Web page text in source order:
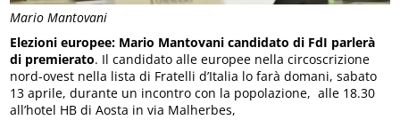
Mario Mantovani
Elezioni europee: Mario Mantovani candidato di FdI parlerà
di premierato. Il candidato alle europee nella circoscrizione
nord-ovest nella lista di Fratelli d’Italia lo farà domani, sabato
13 aprile, durante un incontro con la popolazione, alle 18.30
all’hotel HB di Aosta in via Malherbes,